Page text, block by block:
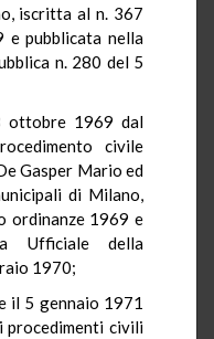
iscritta al n. 367
e pubblicata nella
n. 280 del 5
ottobre 1969 dal
civile
Gasper Mario ed
di Milano,
ordinanze 1969 e
Ufficiale della
1970;
il 5 gennaio 1971
procedimenti civili